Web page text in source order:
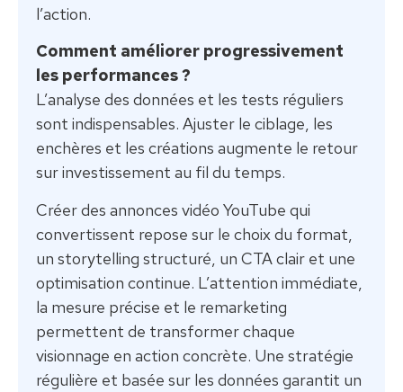
l’action.
Comment améliorer progressivement
les performances ?
L’analyse des données et les tests réguliers
sont indispensables. Ajuster le ciblage, les
enchères et les créations augmente le retour
sur investissement au fil du temps.
Créer des annonces vidéo YouTube qui
convertissent repose sur le choix du format,
un storytelling structuré, un CTA clair et une
optimisation continue. L’attention immédiate,
la mesure précise et le remarketing
permettent de transformer chaque
visionnage en action concrète. Une stratégie
régulière et basée sur les données garantit un